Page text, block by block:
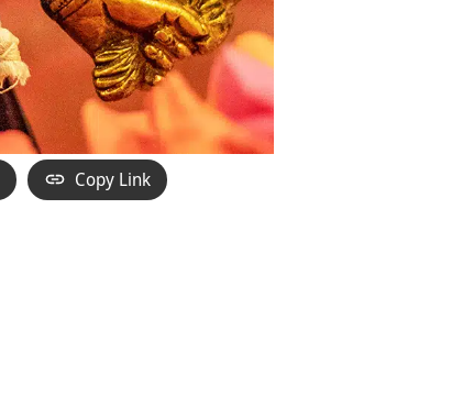
Copy Link